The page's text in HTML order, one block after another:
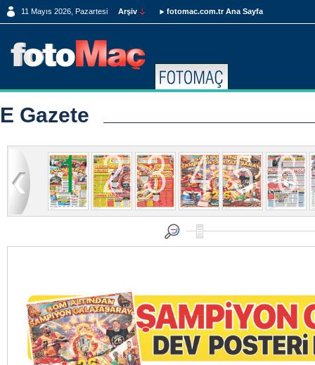
11 Mayıs 2026, Pazartesi Arşiv fotomac.com.tr Ana Sayfa
E Gazete